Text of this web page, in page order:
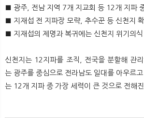
■ 광주, 전남 지역 7개 지교회 등 12개 지파
■ 지재섭 전 지파장 모략, 추수꾼 등 신천지
■ 지재섭의 제명과 복귀에는 신천지 위기의식
신천지는 12지파를 조직, 전국을 분할해 관
는 광주를 중심으로 전라남도 일대를 아우르
는 12개 지파 중 가장 세력이 큰 것으로 전해진